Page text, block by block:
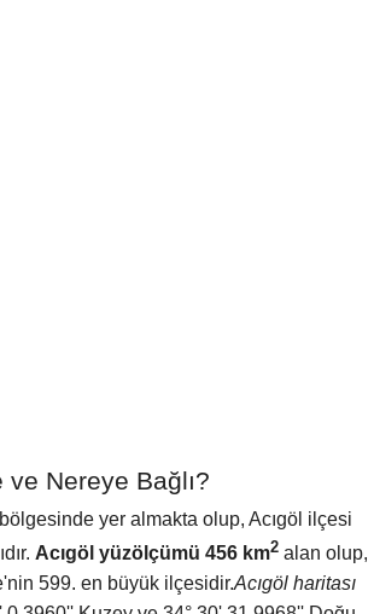
ve Nereye Bağlı?
yer almakta olup, Acıgöl ilçesi
Acıgöl yüzölçümü 456 km2 alan olup,
599. en büyük ilçesidir.Acıgöl haritası